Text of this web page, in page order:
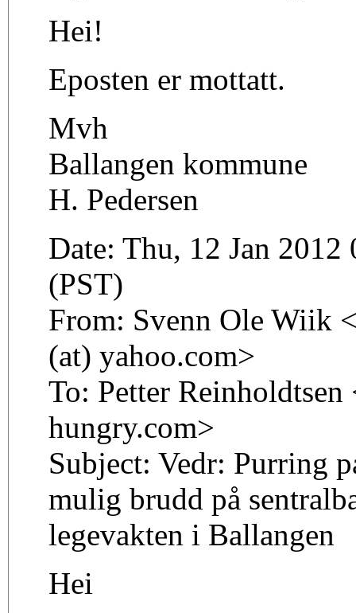
Hei!
Eposten er mottatt.
Mvh
Ballangen kommune
H. Pedersen
Date: Thu, 12 Jan
(PST)
From: Svenn Ole Wiik
(at) yahoo.com>
To: Petter Reinholdtsen
hungry.com>
Subject: Vedr: Purring
mulig brudd på
legevakten i Ballangen
Hei